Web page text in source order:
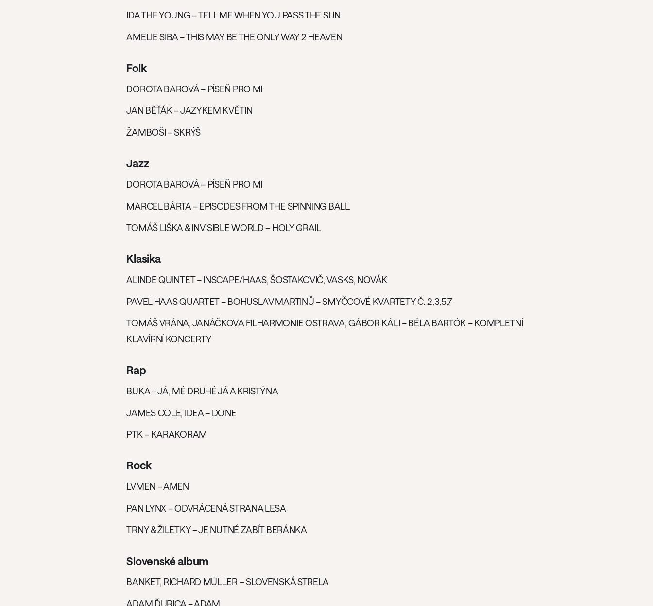
IDA THE YOUNG – TELL ME WHEN YOU PASS THE SUN
AMELIE SIBA – THIS MAY BE THE ONLY WAY 2 HEAVEN
Folk
DOROTA BAROVÁ – PÍSEŇ PRO MI
JAN BĚŤÁK – JAZYKEM KVĚTIN
ŽAMBOŠI – SKRÝŠ
Jazz
DOROTA BAROVÁ – PÍSEŇ PRO MI
MARCEL BÁRTA – EPISODES FROM THE SPINNING BALL
TOMÁŠ LIŠKA & INVISIBLE WORLD – HOLY GRAIL
Klasika
ALINDE QUINTET – INSCAPE/HAAS, ŠOSTAKOVIČ, VASKS, NOVÁK
PAVEL HAAS QUARTET – BOHUSLAV MARTINŮ – SMYČCOVÉ KVARTETY Č. 2,3,5,7
TOMÁŠ VRÁNA, JANÁČKOVA FILHARMONIE OSTRAVA, GÁBOR KÁLI – BÉLA BARTÓK – KOMPLETNÍ
KLAVÍRNÍ KONCERTY
Rap
BUKA – JÁ, MÉ DRUHÉ JÁ A KRISTÝNA
JAMES COLE, IDEA – DONE
PTK – KARAKORAM
Rock
LVMEN – AMEN
PAN LYNX – ODVRÁCENÁ STRANA LESA
TRNY & ŽILETKY – JE NUTNÉ ZABÍT BERÁNKA
Slovenské album
BANKET, RICHARD MÜLLER – SLOVENSKÁ STRELA
ADAM ĎURICA – ADAM